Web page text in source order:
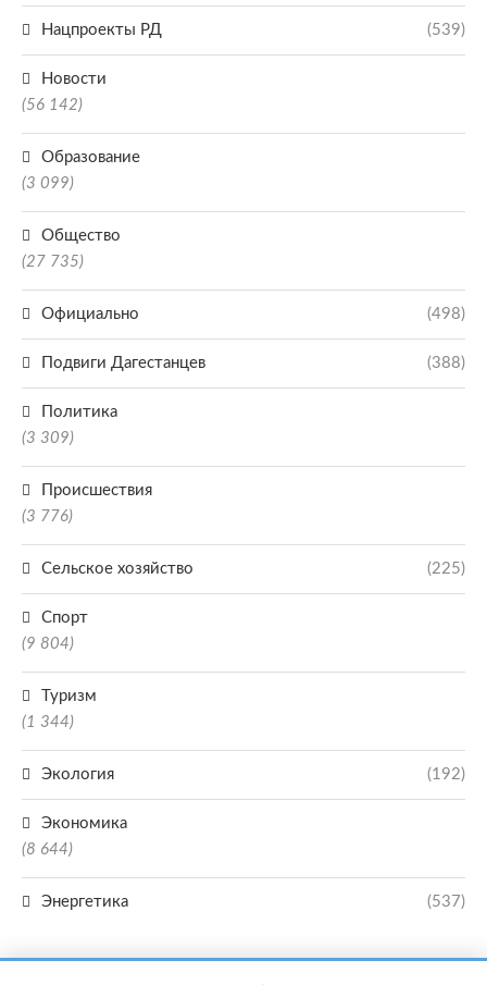
Нацпроекты РД (539)
Новости
(56 142)
Образование
(3 099)
Общество
(27 735)
Официально (498)
Подвиги Дагестанцев (388)
Политика
(3 309)
Происшествия
(3 776)
Сельское хозяйство (225)
Спорт
(9 804)
Туризм
(1 344)
Экология (192)
Экономика
(8 644)
Энергетика (537)